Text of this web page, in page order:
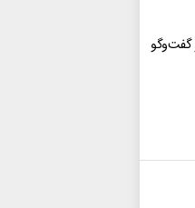
گفت‌و‌گو